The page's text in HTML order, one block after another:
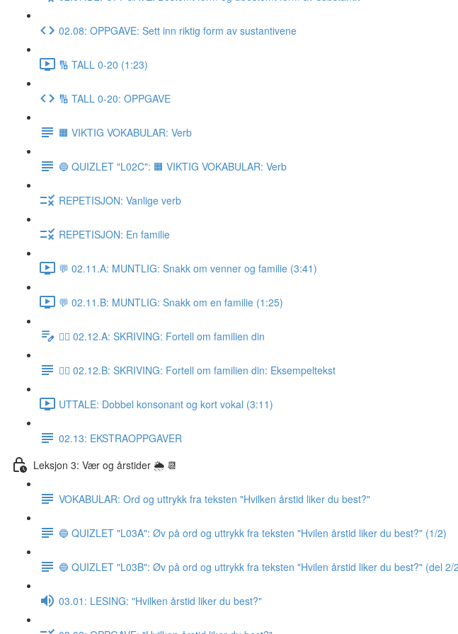
02.08: OPPGAVE: Sett inn riktig form av sustantivene
🔢 TALL 0-20 (1:23)
🔢 TALL 0-20: OPPGAVE
🟧 VIKTIG VOKABULAR: Verb
🔵 QUIZLET "L02C": 🟧 VIKTIG VOKABULAR: Verb
REPETISJON: Vanlige verb
REPETISJON: En familie
💬 02.11.A: MUNTLIG: Snakk om venner og familie (3:41)
💬 02.11.B: MUNTLIG: Snakk om en familie (1:25)
✍🏼 02.12.A: SKRIVING: Fortell om familien din
✍🏼 02.12.B: SKRIVING: Fortell om familien din: Eksempeltekst
UTTALE: Dobbel konsonant og kort vokal (3:11)
02.13: EKSTRAOPPGAVER
Leksjon 3: Vær og årstider 🌦 📆
VOKABULAR: Ord og uttrykk fra teksten "Hvilken årstid liker du best?"
🔵 QUIZLET "L03A": Øv på ord og uttrykk fra teksten "Hvilen årstid liker du best?" (1/2)
🔵 QUIZLET "L03B": Øv på ord og uttrykk fra teksten "Hvilen årstid liker du best?" (del 2/
03.01: LESING: "Hvilken årstid liker du best?"